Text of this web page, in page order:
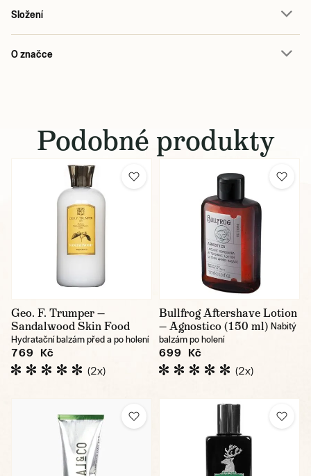
Složení
O značce
Podobné produkty
Geo. F. Trumper —
Sandalwood Skin Food
Hydratační balzám před a po holení
769 Kč
(2x)
Bullfrog Aftershave Lotion
— Agnostico (150 ml) Nabitý
balzám po holení
699 Kč
(2x)